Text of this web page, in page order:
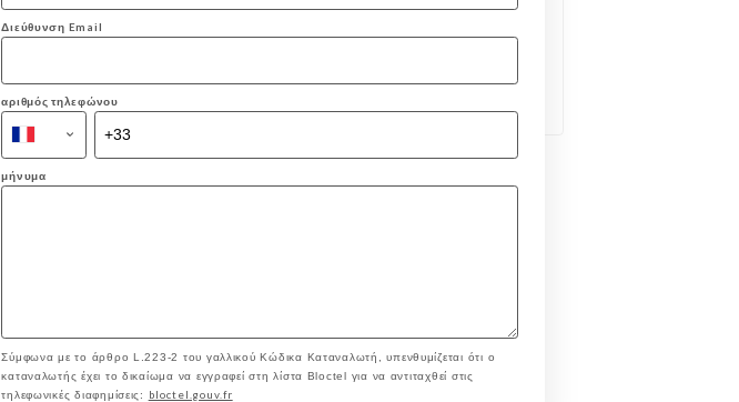
Διεύθυνση Email
αριθμός τηλεφώνου
μήνυμα
Σύμφωνα με το άρθρο L.223-2 του γαλλικού Κώδικα Καταναλωτή, υπενθυμίζεται ότι ο
καταναλωτής έχει το δικαίωμα να εγγραφεί στη λίστα Bloctel για να αντιταχθεί στις
τηλεφωνικές διαφημίσεις:
bloctel.gouv.fr